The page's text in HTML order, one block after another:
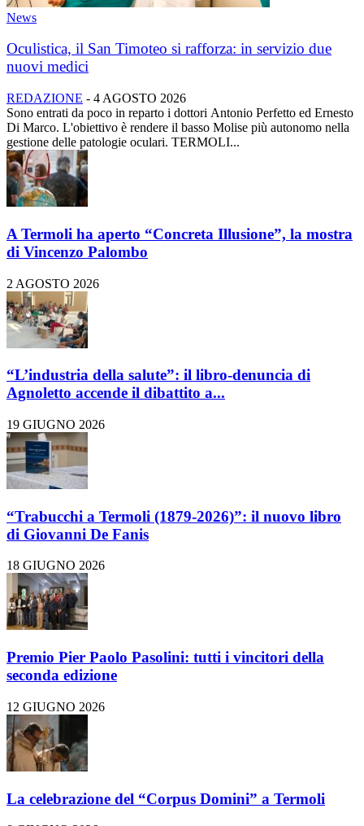
News
Oculistica, il San Timoteo si rafforza: in servizio due
nuovi medici
REDAZIONE - 4 AGOSTO 2026
Sono entrati da poco in reparto i dottori Antonio Perfetto ed Ernesto
Di Marco. L'obiettivo è rendere il basso Molise più autonomo nella
gestione delle patologie oculari. TERMOLI...
A Termoli ha aperto “Concreta Illusione”, la mostra
di Vincenzo Palombo
2 AGOSTO 2026
“L’industria della salute”: il libro-denuncia di
Agnoletto accende il dibattito a...
19 GIUGNO 2026
“Trabucchi a Termoli (1879-2026)”: il nuovo libro
di Giovanni De Fanis
18 GIUGNO 2026
Premio Pier Paolo Pasolini: tutti i vincitori della
seconda edizione
12 GIUGNO 2026
La celebrazione del “Corpus Domini” a Termoli